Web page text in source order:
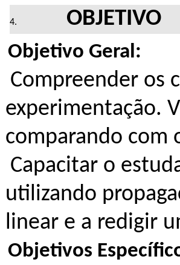
OBJETIVO
Objetivo Geral:
Compreender os
experimentação.
comparando com
Capacitar o
utilizando
linear e a redigir
Objetivos